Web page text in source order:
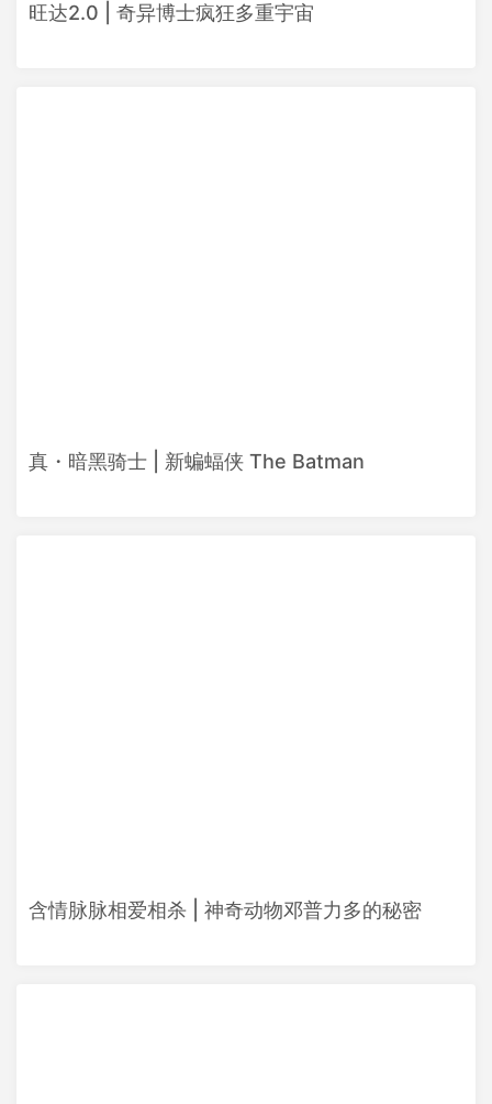
旺达2.0 | 奇异博士疯狂多重宇宙
真・暗黑骑士 | 新蝙蝠侠 The Batman
含情脉脉相爱相杀 | 神奇动物邓普力多的秘密